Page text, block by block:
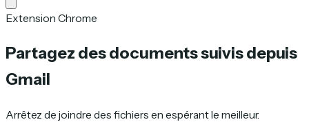
Extension Chrome
Partagez des documents suivis depuis
Gmail
Arrêtez de joindre des fichiers en espérant le meilleur.